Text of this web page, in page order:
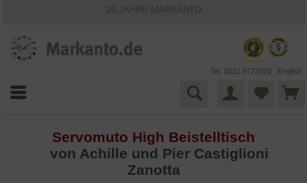
25 JAHRE MARKANTO
VIELFÄLTIGE ZAHLUNGSMÖGLICHKEITEN
BESTPRICE-GARANTIE
Tel. 0221 9723920 English
Servomuto High Beistelltisch
von Achille und Pier Castiglioni
Zanotta